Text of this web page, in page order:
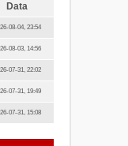
Data
08-04, 23:54
08-03, 14:56
07-31, 22:02
07-31, 19:49
07-31, 15:08